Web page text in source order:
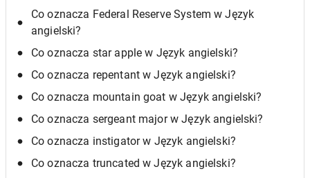
Co oznacza Federal Reserve System w Język
angielski?
Co oznacza star apple w Język angielski?
Co oznacza repentant w Język angielski?
Co oznacza mountain goat w Język angielski?
Co oznacza sergeant major w Język angielski?
Co oznacza instigator w Język angielski?
Co oznacza truncated w Język angielski?